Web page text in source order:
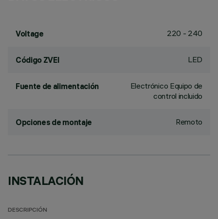
Voltage 220 - 240
Código ZVEI LED
Fuente de alimentación
Electrónico Equipo de
control incluido
Opciones de montaje Remoto
INSTALACIÓN
DESCRIPCIÓN